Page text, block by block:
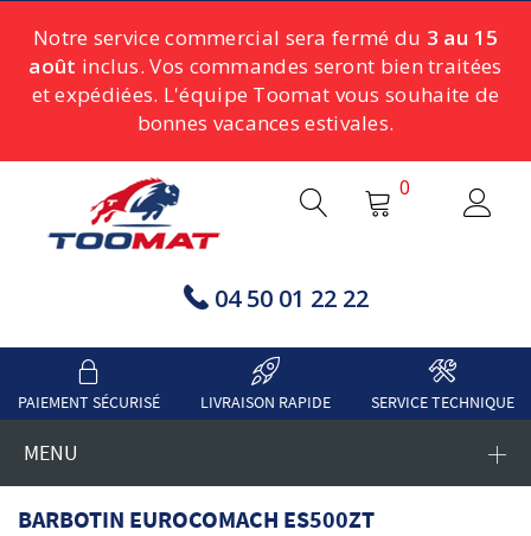
Notre service commercial sera fermé du 3 au 15
août inclus. Vos commandes seront bien traitées
et expédiées. L'équipe Toomat vous souhaite de
bonnes vacances estivales.
04 50 01 22 22
0
PAIEMENT SÉCURISÉ LIVRAISON RAPIDE SERVICE TECHNIQUE
MENU
BARBOTIN EUROCOMACH ES500ZT